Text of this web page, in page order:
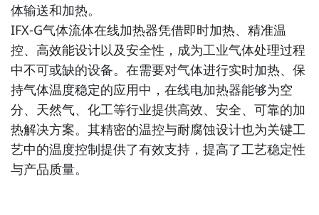
体输送和加热。
IFX-G气体流体在线加热器凭借即时加热、精准温
控、高效能设计以及安全性，成为工业气体处理过程
中不可或缺的设备。在需要对气体进行实时加热、保
持气体温度稳定的应用中，在线电加热器能够为空
分、天然气、化工等行业提供高效、安全、可靠的加
热解决方案。其精密的温控与耐腐蚀设计也为关键工
艺中的温度控制提供了有效支持，提高了工艺稳定性
与产品质量。